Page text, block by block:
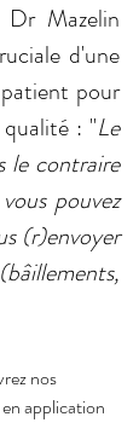
Mazelin
d'une
pour
: "Le
le contraire
pouvez
(r)envoyer
nos
application